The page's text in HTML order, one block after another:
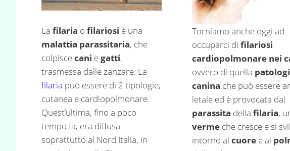
La filaria o filariosi è una
malattia parassitaria, che
colpiscecani egatti,
trasmessa dalle zanzare. La
filaria può essere di 2 tipologie,
cutanea e cardiopolmonare.
Quest’ultima, fino a poco
tempo fa, era diffusa
soprattutto al Nord Italia, in
Torniamo anche oggi ad
occuparci difilariosi
cardiopolmonare nei
ovvero di quella
canina che può essere
letale ed è provocata dal
parassita dellafilaria,
verme che cresce e si
intorno alcuore e ai